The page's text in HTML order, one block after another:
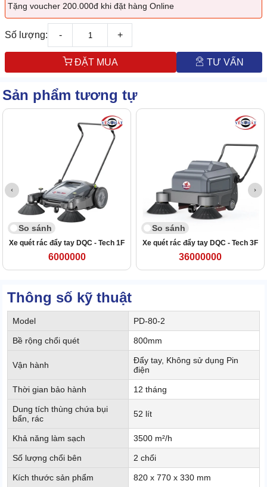
Tặng voucher 200.000đ khi đặt hàng Online
Số lượng: - +
ĐẶT MUA TƯ VẤN
Sản phẩm tương tự
So sánh
Xe quét rác đẩy tay DQC - Tech 1F
6000000
So sánh
Xe quét rác đẩy tay DQC - Tech 3F
36000000
Thông số kỹ thuật
Model PD-80-2
Bề rộng chổi quét 800mm
Vận hành
Đẩy tay, Không sử dụng Pin
điện
Thời gian bảo hành 12 tháng
Dung tích thùng chứa bụi
bẩn, rác
52 lít
Khả năng làm sạch 3500 m²/h
Số lượng chổi bên 2 chổi
Kích thước sản phẩm 820 x 770 x 330 mm